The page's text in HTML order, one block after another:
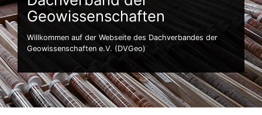
Geowissenschaften
Willkommen auf der Webseite des Dachverbandes der
Geowissenschaften e.V. (DVGeo)